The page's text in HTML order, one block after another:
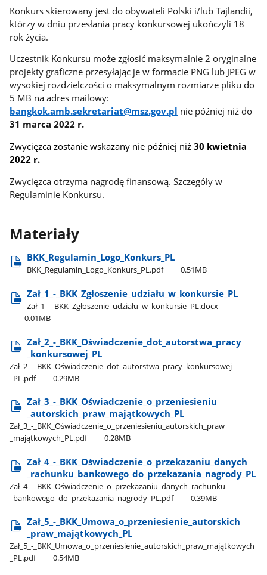
Konkurs skierowany jest do obywateli Polski i/lub Tajlandii,
którzy w dniu przesłania pracy konkursowej ukończyli 18
rok życia.
Uczestnik Konkursu może zgłosić maksymalnie 2 oryginalne
projekty graficzne przesyłając je w formacie PNG lub JPEG w
wysokiej rozdzielczości o maksymalnym rozmiarze pliku do
5 MB na adres mailowy:
bangkok.amb.sekretariat@msz.gov.pl nie później niż do
31 marca 2022 r.
Zwycięzca zostanie wskazany nie później niż30 kwietnia
2022 r.
Zwycięzca otrzyma nagrodę finansową. Szczegóły w
Regulaminie Konkursu.
Materiały
BKK​_Regulamin​_Logo​_Konkurs​_PL
BKK​_Regulamin​_Logo​_Konkurs​_PL.pdf 0.51MB
Zał​_1​_-​_BKK​_Zgłoszenie​_udziału​_w​_konkursie​_PL
Zał​_1​_-​_BKK​_Zgłoszenie​_udziału​_w​_konkursie​_PL.docx
0.01MB
Zał​_2​_-​_BKK​_Oświadczenie​_dot​_autorstwa​_pracy​
_konkursowej​_PL
Zał​_2​_-​_BKK​_Oświadczenie​_dot​_autorstwa​_pracy​_konkursowej​
_PL.pdf
0.29MB
Zał​_3​_-​_BKK​_Oświadczenie​_o​_przeniesieniu​
_autorskich​_praw​_majątkowych​_PL
Zał​_3​_-​_BKK​_Oświadczenie​_o​_przeniesieniu​_autorskich​_praw​
_majątkowych​_PL.pdf
0.28MB
Zał​_4​_-​_BKK​_Oświadczenie​_o​_przekazaniu​_danych​
_rachunku​_bankowego​_do​_przekazania​_nagrody​_PL
Zał​_4​_-​_BKK​_Oświadczenie​_o​_przekazaniu​_danych​_rachunku​
_bankowego​_do​_przekazania​_nagrody​_PL.pdf
0.39MB
Zał​_5​_-​_BKK​_Umowa​_o​_przeniesienie​_autorskich​
_praw​_majątkowych​_PL
Zał​_5​_-​_BKK​_Umowa​_o​_przeniesienie​_autorskich​_praw​_majątkowych​
_PL.pdf
0.54MB